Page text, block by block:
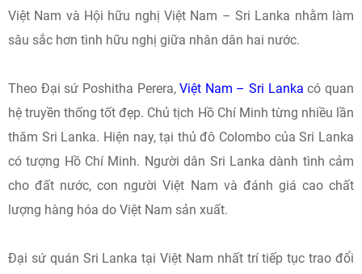
Việt Nam và Hội hữu nghị Việt Nam – Sri Lanka nhằm làm
sâu sắc hơn tình hữu nghị giữa nhân dân hai nước.
Theo Đại sứ Poshitha Perera,Việt Nam – Sri Lanka có quan
hệ truyền thống tốt đẹp. Chủ tịch Hồ Chí Minh từng nhiều lần
thăm Sri Lanka. Hiện nay, tại thủ đô Colombo của Sri Lanka
có tượng Hồ Chí Minh. Người dân Sri Lanka dành tình cảm
cho đất nước, con người Việt Nam và đánh giá cao chất
lượng hàng hóa do Việt Nam sản xuất.
Đại sứ quán Sri Lanka tại Việt Nam nhất trí tiếp tục trao đổi